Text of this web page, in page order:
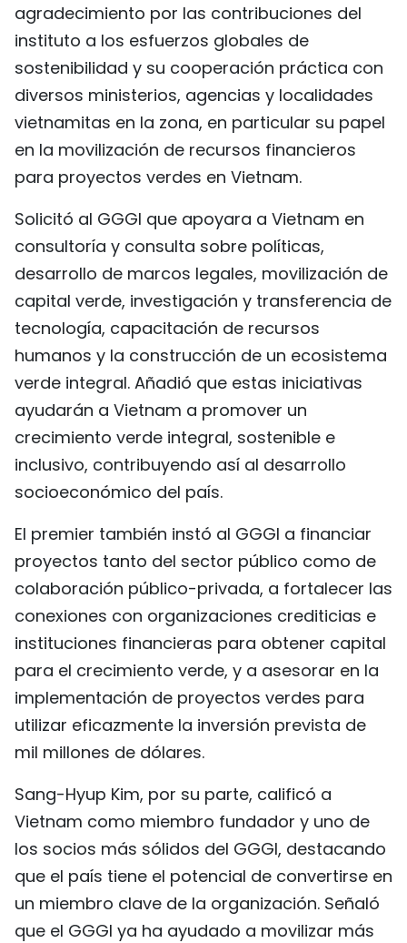
agradecimiento por las contribuciones del
instituto a los esfuerzos globales de
sostenibilidad y su cooperación práctica con
diversos ministerios, agencias y localidades
vietnamitas en la zona, en particular su papel
en la movilización de recursos financieros
para proyectos verdes en Vietnam.
Solicitó al GGGI que apoyara a Vietnam en
consultoría y consulta sobre políticas,
desarrollo de marcos legales, movilización de
capital verde, investigación y transferencia de
tecnología, capacitación de recursos
humanos y la construcción de un ecosistema
verde integral. Añadió que estas iniciativas
ayudarán a Vietnam a promover un
crecimiento verde integral, sostenible e
inclusivo, contribuyendo así al desarrollo
socioeconómico del país.
El premier también instó al GGGI a financiar
proyectos tanto del sector público como de
colaboración público-privada, a fortalecer las
conexiones con organizaciones crediticias e
instituciones financieras para obtener capital
para el crecimiento verde, y a asesorar en la
implementación de proyectos verdes para
utilizar eficazmente la inversión prevista de
mil millones de dólares.
Sang-Hyup Kim, por su parte, calificó a
Vietnam como miembro fundador y uno de
los socios más sólidos del GGGI, destacando
que el país tiene el potencial de convertirse en
un miembro clave de la organización. Señaló
que el GGGI ya ha ayudado a movilizar más